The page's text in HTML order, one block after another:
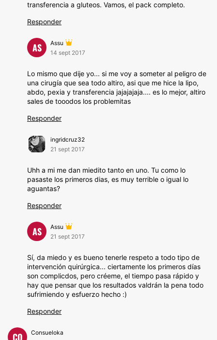
transferencia a gluteos. Vamos, el pack completo.
Responder
AS
Assu
14 sept 2017
Lo mismo que dije yo... si me voy a someter al peligro de
una cirugía que sea todo altiro, asi que me hice la lipo,
abdo, pexia y transferencia jajajajaja.... es lo mejor, altiro
sales de tooodos los problemitas
Responder
ingridcruz32
21 sept 2017
Uhh a mi me dan miedito tanto en uno. Tu como lo
pasaste los primeros dias, es muy terrible o igual lo
aguantas?
Responder
AS
Assu
21 sept 2017
Sí, da miedo y es bueno tenerle respeto a todo tipo de
intervención quirúrgica... ciertamente los primeros días
son complicdos, pero créeme, el tiempo pasa rápido y
hay que pensar que los resultados valdrán la pena todo
sufrimiendo y esfuerzo hecho :)
Responder
CO
Consueloka